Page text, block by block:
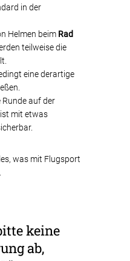
in der
Helmen beim Rad
teilweise die
eine derartige
Runde auf der
mit etwas
was mit Flugsport
keine
ab,